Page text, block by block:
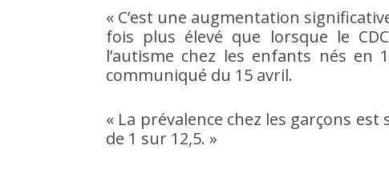
« C’est une augmentation
fois plus élevé que lorsque le
l’autisme chez les enfants nés en
communiqué du 15 avril.
« La prévalence chez les garçons
de 1 sur 12,5. »